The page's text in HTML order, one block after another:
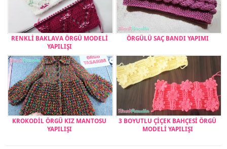
RENKLİ BAKLAVA ÖRGÜ MODELİ
YAPILIŞI
ÖRGÜLÜ SAÇ BANDI YAPIMI
KROKODİL ÖRGÜ KIZ MANTOSU
YAPILIŞI
3 BOYUTLU ÇİÇEK BAHÇESİ ÖRGÜ
MODELİ YAPILIŞI